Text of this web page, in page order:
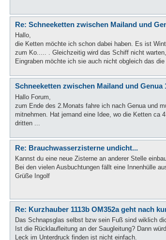
Re: Schneeketten zwischen Mailand und
Hallo,
die Ketten möchte ich schon dabei haben. Es ist
zum Ko..... . Gleichzeitig wird das Schiff nicht
Eingraben möchte ich sie auch nicht obgleich das die
Schneeketten zwischen Mailand und Genua
Hallo Forum,
zum Ende des 2.Monats fahre ich nach Genua und
mitnehmen. Hat jemand eine Idee, wo die Ketten ca
dritten ...
Re: Brauchwasserzisterne undicht...
Kannst du eine neue Zisterne an anderer Stelle
Bei den vielen Ausbuchtungen fällt eine Innenhülle
Grüße Ingolf
Re: Kurzhauber 1113b OM352a geht nach
Das Schnapsglas selbst bzw sein Fuß sind wiklich
Ist die Rücklaufleitung an der Saugleitung? Dann
Leck im Unterdruck finden ist nicht einfach.